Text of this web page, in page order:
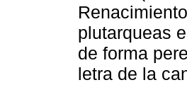
plutarqueas
de forma
letra de la